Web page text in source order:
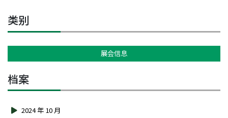
类别
展会信息
档案
2024 年 10 月